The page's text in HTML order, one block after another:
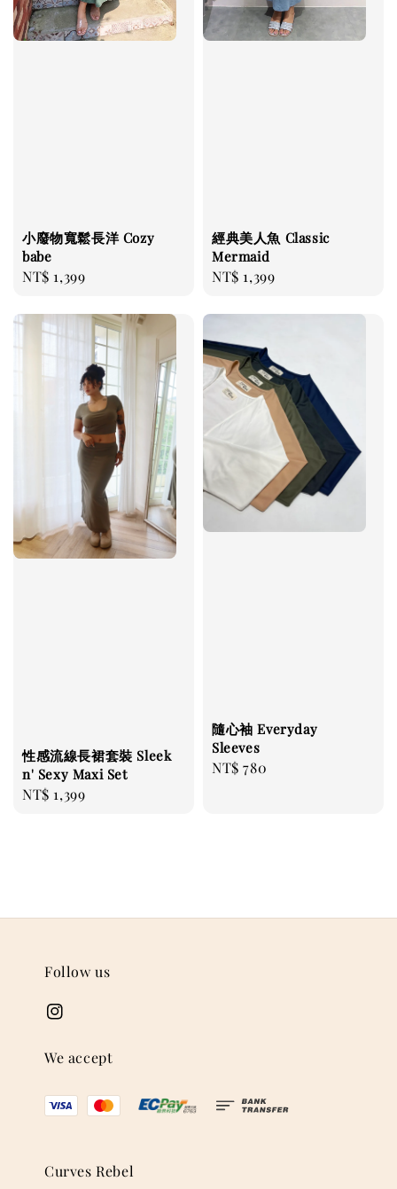
小廢物寬鬆長洋 Cozy
babe
Regular
NT$ 1,399
經典美人魚 Classic
Mermaid
Regular
NT$ 1,399
性感流線長裙套裝 Sleek
n' Sexy Maxi Set
Regular
NT$ 1,399
隨心袖 Everyday
Sleeves
Regular
NT$ 780
Follow us
We accept
Curves Rebel